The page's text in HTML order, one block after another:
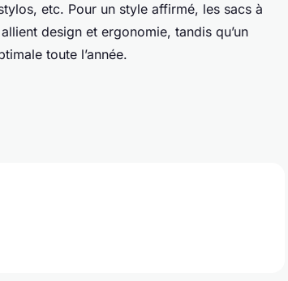
etc. Pour un style affirmé, les sacs à
design et ergonomie, tandis qu’un
toute l’année.